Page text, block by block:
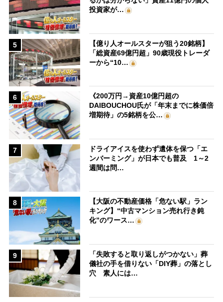
投資家が…
5
【億り人オールスターが狙う20銘柄】
「総資産69億円超」90歳現役トレーダ
ーから“10…
6
《200万円→資産10億円超の
DAIBOUCHOU氏が「年末までに株価倍
増期待」の5銘柄を公…
7
ドライアイスを使わず遺体を保つ「エ
ンバーミング」が日本でも普及 1～2
週間は問…
8
【大阪の不動産価格「危ない駅」ラン
キング】“中古マンション売れ行き鈍
化”のワース…
9
「失敗すると取り返しがつかない」葬
儀社の手を借りない「DIY葬」の落とし
穴 素人には…